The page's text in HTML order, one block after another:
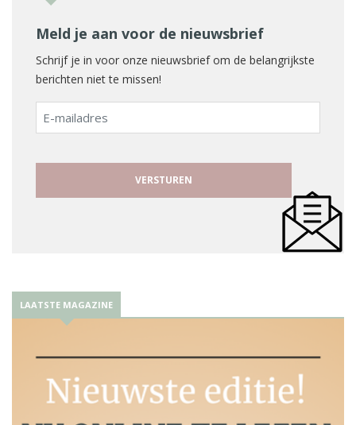
Meld je aan voor de nieuwsbrief
Schrijf je in voor onze nieuwsbrief om de belangrijkste
berichten niet te missen!
E-
mailadres
LAATSTE MAGAZINE